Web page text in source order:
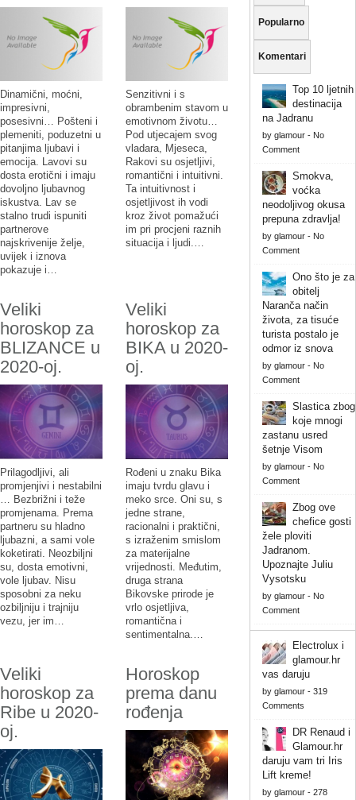
Dinamični, moćni,
impresivni,
posesivni… Pošteni i
plemeniti, poduzetni u
pitanjima ljubavi i
emocija. Lavovi su
dosta erotični i imaju
dovoljno ljubavnog
iskustva. Lav se
stalno trudi ispuniti
partnerove
najskrivenije želje,
uvijek i iznova
pokazuje i…
Senzitivni i s
obrambenim stavom u
emotivnom životu…
Pod utjecajem svog
vladara, Mjeseca,
Rakovi su osjetljivi,
romantični i intuitivni.
Ta intuitivnost i
osjetljivost ih vodi
kroz život pomažući
im pri procjeni raznih
situacija i ljudi.…
Veliki
horoskop za
BLIZANCE u
2020-oj.
Prilagodljivi, ali
promjenjivi i nestabilni
… Bezbrižni i teže
promjenama. Prema
partneru su hladno
ljubazni, a sami vole
koketirati. Neozbiljni
su, dosta emotivni,
vole ljubav. Nisu
sposobni za neku
ozbiljniju i trajniju
vezu, jer im…
Veliki
horoskop za
BIKA u 2020-
oj.
Rođeni u znaku Bika
imaju tvrdu glavu i
meko srce. Oni su, s
jedne strane,
racionalni i praktični,
s izraženim smislom
za materijalne
vrijednosti. Međutim,
druga strana
Bikovske prirode je
vrlo osjetljiva,
romantična i
sentimentalna.…
Veliki
horoskop za
Ribe u 2020-
oj.
Horoskop
prema danu
rođenja
Popularno
Komentari
Top 10 ljetnih
destinacija
na Jadranu
by glamour- No
Comment
Smokva,
voćka
neodoljivog okusa
prepuna zdravlja!
by glamour- No
Comment
Ono što je za
obitelj
Naranča način
života, za tisuće
turista postalo je
odmor iz snova
by glamour- No
Comment
Slastica zbog
koje mnogi
zastanu usred
šetnje Visom
by glamour- No
Comment
Zbog ove
chefice gosti
žele ploviti
Jadranom.
Upoznajte Juliu
Vysotsku
by glamour- No
Comment
Electrolux i
glamour.hr
vas daruju
by glamour- 319
Comments
DR Renaud i
Glamour.hr
daruju vam tri Iris
Lift kreme!
by glamour- 278